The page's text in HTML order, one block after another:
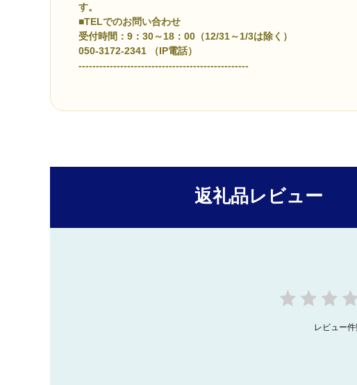
す。
■TELでのお問い合わせ
受付時間：9：30～18：00（12/31～1/3は除く）
050-3172-2341 （IP電話）
-------------------------------------------------
返礼品レビュー
レビュー件